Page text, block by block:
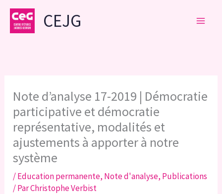
Aller
contenu
CEJG
Note d’analyse 17-2019 | Démocratie
participative et démocratie
représentative, modalités et
ajustements à apporter à notre
système
/Education permanente, Note d'analyse, Publications
/ ParChristophe Verbist